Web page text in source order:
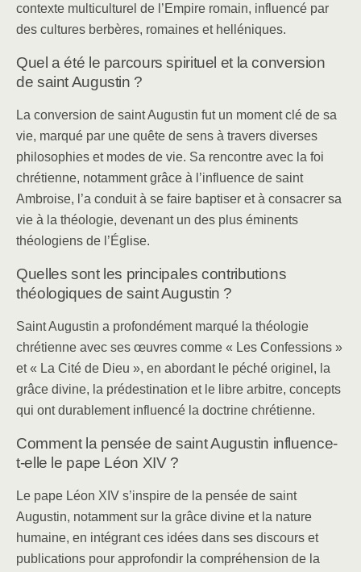
contexte multiculturel de l’Empire romain, influencé par
des cultures berbères, romaines et helléniques.
Quel a été le parcours spirituel et la conversion
de saint Augustin ?
La conversion de saint Augustin fut un moment clé de sa
vie, marqué par une quête de sens à travers diverses
philosophies et modes de vie. Sa rencontre avec la foi
chrétienne, notamment grâce à l’influence de saint
Ambroise, l’a conduit à se faire baptiser et à consacrer sa
vie à la théologie, devenant un des plus éminents
théologiens de l’Église.
Quelles sont les principales contributions
théologiques de saint Augustin ?
Saint Augustin a profondément marqué la théologie
chrétienne avec ses œuvres comme « Les Confessions »
et « La Cité de Dieu », en abordant le péché originel, la
grâce divine, la prédestination et le libre arbitre, concepts
qui ont durablement influencé la doctrine chrétienne.
Comment la pensée de saint Augustin influence-
t-elle le pape Léon XIV ?
Le pape Léon XIV s’inspire de la pensée de saint
Augustin, notamment sur la grâce divine et la nature
humaine, en intégrant ces idées dans ses discours et
publications pour approfondir la compréhension de la